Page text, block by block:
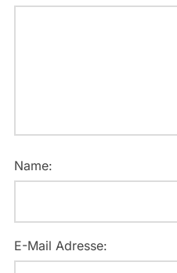
Name:
E-Mail Adresse: